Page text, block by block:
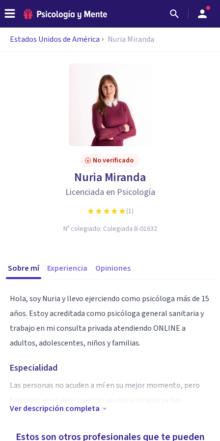
Estados Unidos de América Nuria Miranda
No verificado
Nuria Miranda
Licenciada en Psicología
(1)
Nº colegiado: Colegiada B-01632
Sobre mí Experiencia Opiniones
Hola, soy Nuria y llevo ejerciendo como psicóloga más de 15
años. Estoy acreditada como psicóloga general sanitaria y
trabajo en mi consulta privada atendiendo ONLINE a
adultos, adolescentes, niños y familias.
Especialidad
Las personas no acuden a mí en su mejor momento, pero
empezando a hacer algo para sentirte un poquito mejor). Mi
Ver descripción completa
Estos son otros profesionales que te pueden